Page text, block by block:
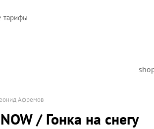
тарифы
Афремов
/ Гонка на снегу